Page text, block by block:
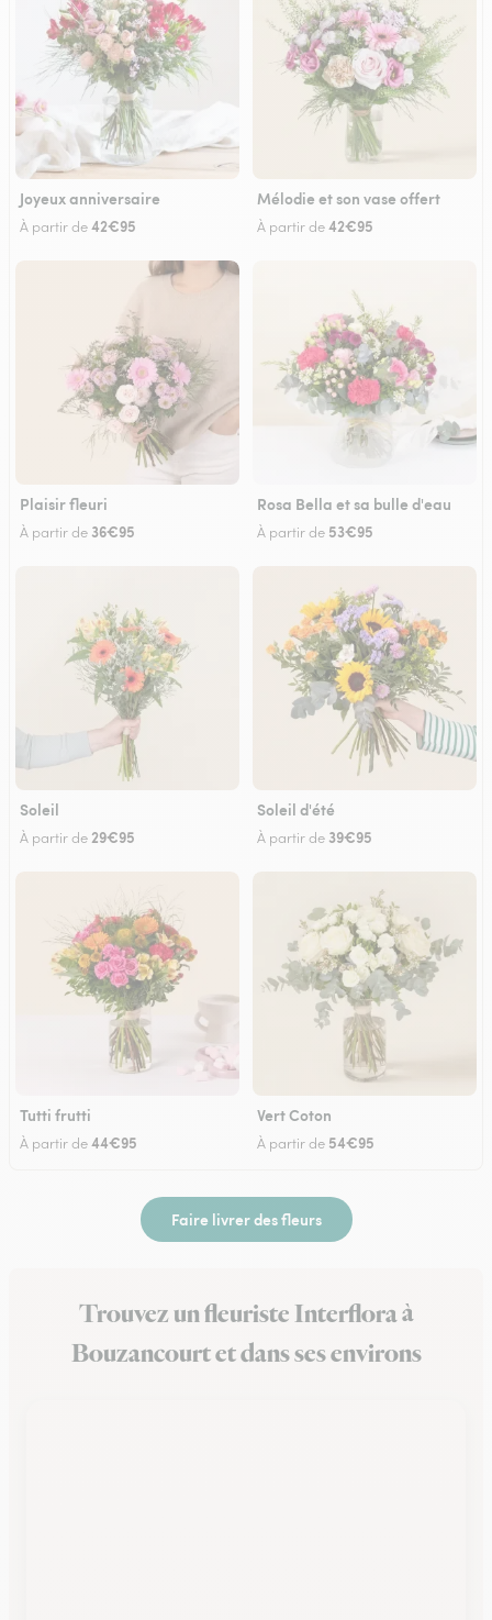
Joyeux anniversaire
À partir de42€95
Mélodie et son vase offert
À partir de42€95
Plaisir fleuri
À partir de 36€95
Rosa Bella et sa bulle d'eau
À partir de 53€95
Soleil
À partir de 29€95
Soleil d'été
À partir de 39€95
Tutti frutti
À partir de44€95
Vert Coton
À partir de 54€95
Faire livrer des fleurs
Trouvez un fleuriste Interflora à
Bouzancourt et dans ses environs